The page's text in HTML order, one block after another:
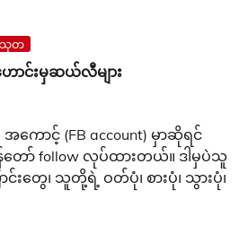
သုတ
ာင်းမှဆယ်လီများ
ောင့် (FB account) မှာဆိုရင်
ာ် follow လုပ်ထားတယ်။ ဒါမှပဲသူ
ေ၊ သူတို့ရဲ့ ဝတ်ပုံ၊ စားပုံ၊ သွားပုံ၊